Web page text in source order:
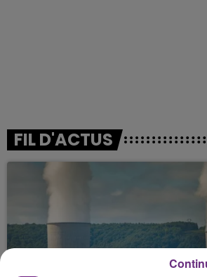
FIL D'ACTUS